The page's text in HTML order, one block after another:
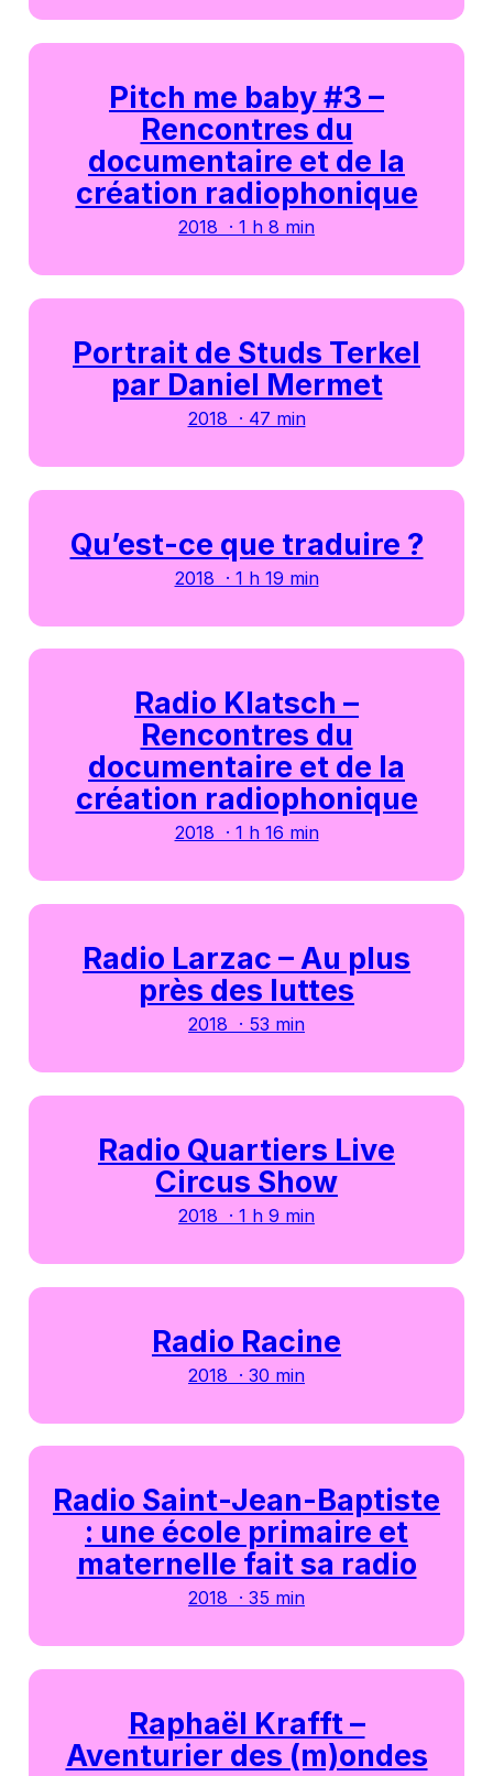
Pitch me baby #3 –
Rencontres du
documentaire et de la
création radiophonique
2018 · 1 h 8 min
Portrait de Studs Terkel
par Daniel Mermet
2018 · 47 min
Qu’est-ce que traduire ?
2018 · 1 h 19 min
Radio Klatsch –
Rencontres du
documentaire et de la
création radiophonique
2018 · 1 h 16 min
Radio Larzac – Au plus
près des luttes
2018 · 53 min
Radio Quartiers Live
Circus Show
2018 · 1 h 9 min
Radio Racine
2018 · 30 min
Radio Saint-Jean-Baptiste
: une école primaire et
maternelle fait sa radio
2018 · 35 min
Raphaël Krafft –
Aventurier des (m)ondes